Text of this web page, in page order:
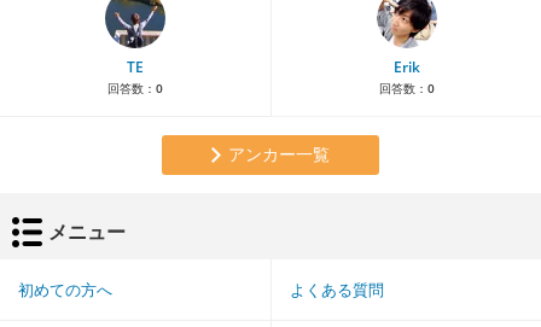
TE
回答数： 0
Erik
回答数： 0
アンカー一覧
メニュー
初めての方へ よくある質問